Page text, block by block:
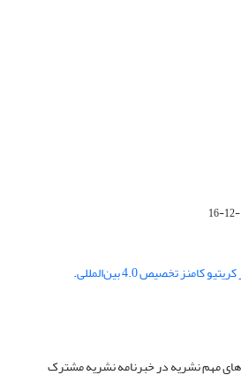
کامنز تخصیص 4.0 بین‌المللی .
های مهم نشریه در خبرنامه نشریه مشترک